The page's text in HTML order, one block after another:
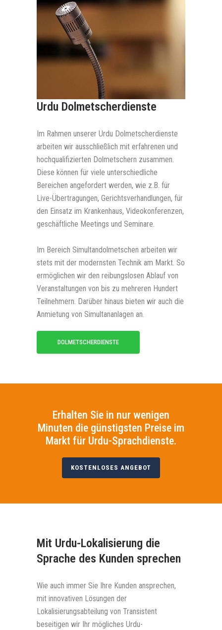
Urdu Dolmetscherdienste
Im Rahmen unserer Urdu Dolmetscherdienste
arbeiten wir ausschließlich mit erfahrenen und
hochqualifizierten Dolmetschern zusammen.
Diese können für viele unterschiedliche
Bereichen angefordert werden, wie z.B. für
Live-Übertragungen, Gerichtsverhandlungen, für
den Einsatz im Krankenhaus, Videokonferenzen,
geschäftliche Meetings und Seminare.
Im Bereich Simultandolmetschen arbeiten wir
stets mit der modernsten Technik am Markt. So
ermöglichen wir den reibungslosen Ablauf von
Veranstaltungen von bis zu mehreren Hundert
Teilnehmern. Darüber hinaus bieten wir auch die
Anmietung von Simultananlagen an.
DOLMETSCHERDIENSTE
Erhalten Sie in nur wenigen
Minuten die günstigsten Preise im
Markt für Urdu-Sprachdienste.
KOSTENLOSES ANGEBOT
Mit Urdu-Lokalisierung die
Sprache des Kunden sprechen
Wie auch immer Sie Ihre Kunden ansprechen,
mit innovativen Lösungen der
Lokalisierungsabteilung von Transistent
beseitigen wir Ihr mögliches Urdu-